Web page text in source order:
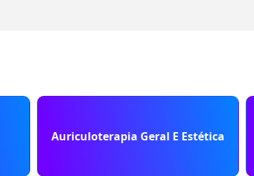
Auriculoterapia Geral E Estética